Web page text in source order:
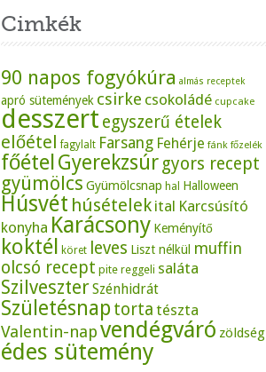
Cimkék
90 napos fogyókúra almás receptek
apró sütemények csirke csokoládé cupcake
desszert egyszerű ételek
előétel fagylalt Farsang Fehérje fánk főzelék
főétel Gyerekzsúr gyors recept
gyümölcs Gyümölcsnap hal Halloween
Húsvét húsételek ital Karcsúsító
konyha Karácsony Keményítő
koktél köret leves Liszt nélkül muffin
olcsó recept pite reggeli saláta
SzilveszterSzénhidrát
Születésnap torta tészta
Valentin-napvendégváró zöldség
édes sütemény